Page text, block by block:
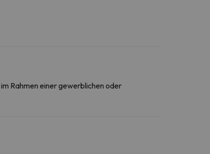
Rahmen einer gewerblichen oder